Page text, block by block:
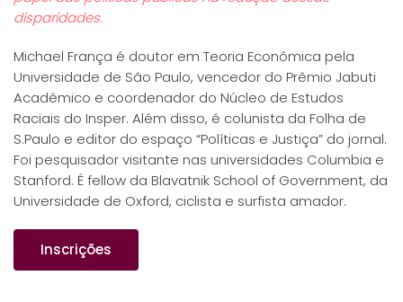
disparidades.
Michael França é doutor em Teoria Econômica pela
Universidade de São Paulo, vencedor do Prêmio Jabuti
Acadêmico e coordenador do Núcleo de Estudos
Raciais do Insper. Além disso, é colunista da Folha de
S.Paulo e editor do espaço “Políticas e Justiça” do jornal.
Foi pesquisador visitante nas universidades Columbia e
Stanford. É fellow da Blavatnik School of Government, da
Universidade de Oxford, ciclista e surfista amador.
Inscrições